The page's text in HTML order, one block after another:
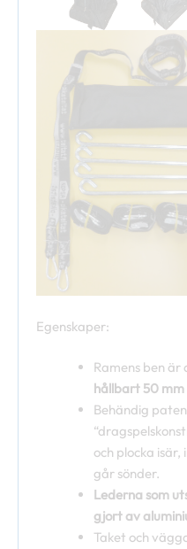
Egenskaper:
Ramens ben är
hållbart 50
Behändig
och plocka
går sönder.
Lederna som
gjort av
Taket och